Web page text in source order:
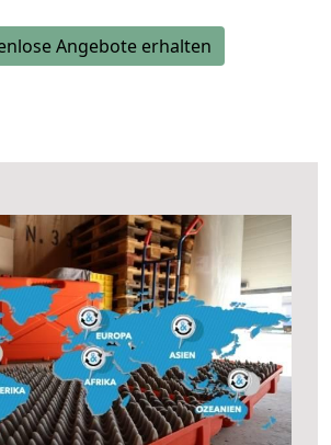
Angebote erhalten